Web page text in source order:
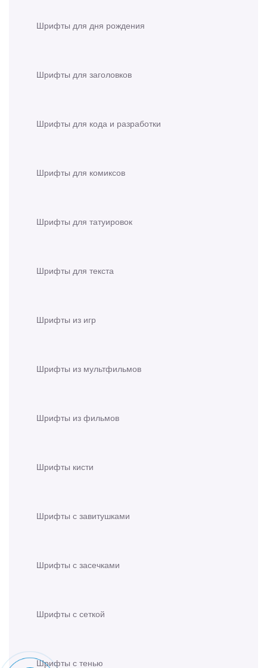
Шрифты для дня рождения
Шрифты для заголовков
Шрифты для кода и разработки
Шрифты для комиксов
Шрифты для татуировок
Шрифты для текста
Шрифты из игр
Шрифты из мультфильмов
Шрифты из фильмов
Шрифты кисти
Шрифты с завитушками
Шрифты с засечками
Шрифты с сеткой
Шрифты с тенью